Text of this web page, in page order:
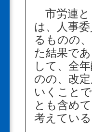
市労連と
は、人事
るものの
た結果で
して、全
のの、改
いくこと
とも含め
考えてい